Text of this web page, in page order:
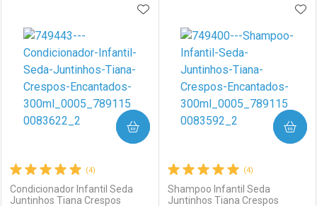
Laboratório
Por Menos Laboratório
Por Menos
(4)
Condicionador Infantil Seda
Juntinhos Tiana Crespos
ADICIONAR AOS FAVORITOS
COMPRAR
(4)
Shampoo Infantil Seda
Juntinhos Tiana Crespos
COMPRAR